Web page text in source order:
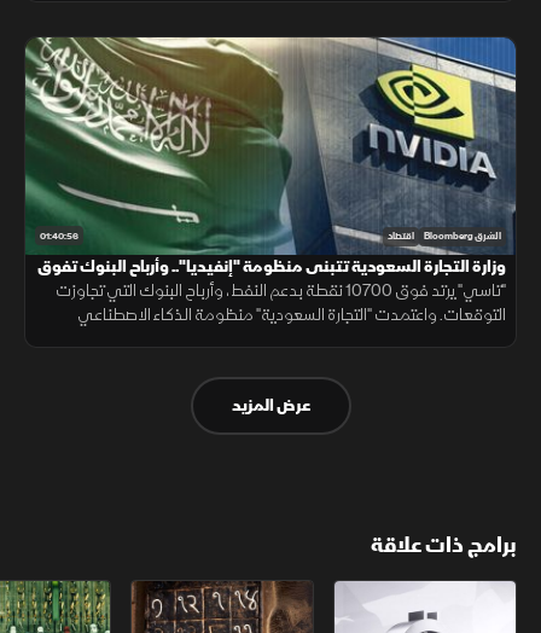
01:40:56 الشرق Bloomberg اقتصاد
وزارة التجارة السعودية تتبنى منظومة "إنفيديا".. وأرباح البنوك تفوق
التوقعات
"تاسي" يرتد فوق 10700 نقطة بدعم النفط، وأرباح البنوك التي تجاوزت
التوقعات. واعتمدت "التجارة السعودية" منظومة الذكاء الاصطناعي
عرض المزيد
برامج ذات علاقة
الأسواق الأميركية ملحمة الأرقام سلاسل